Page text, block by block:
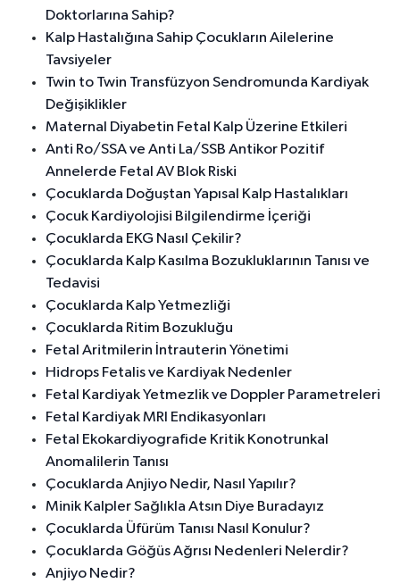
Doktorlarına Sahip?
Kalp Hastalığına Sahip Çocukların Ailelerine
Tavsiyeler
Twin to Twin Transfüzyon Sendromunda Kardiyak
Değişiklikler
Maternal Diyabetin Fetal Kalp Üzerine Etkileri
Anti Ro/SSA ve Anti La/SSB Antikor Pozitif
Annelerde Fetal AV Blok Riski
Çocuklarda Doğuştan Yapısal Kalp Hastalıkları
Çocuk Kardiyolojisi Bilgilendirme İçeriği
Çocuklarda EKG Nasıl Çekilir?
Çocuklarda Kalp Kasılma Bozukluklarının Tanısı ve
Tedavisi
Çocuklarda Kalp Yetmezliği
Çocuklarda Ritim Bozukluğu
Fetal Aritmilerin İntrauterin Yönetimi
Hidrops Fetalis ve Kardiyak Nedenler
Fetal Kardiyak Yetmezlik ve Doppler Parametreleri
Fetal Kardiyak MRI Endikasyonları
Fetal Ekokardiyografide Kritik Konotrunkal
Anomalilerin Tanısı
Çocuklarda Anjiyo Nedir, Nasıl Yapılır?
Minik Kalpler Sağlıkla Atsın Diye Buradayız
Çocuklarda Üfürüm Tanısı Nasıl Konulur?
Çocuklarda Göğüs Ağrısı Nedenleri Nelerdir?
Anjiyo Nedir?